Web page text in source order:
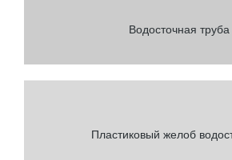
Водосточная труба
Пластиковый желоб